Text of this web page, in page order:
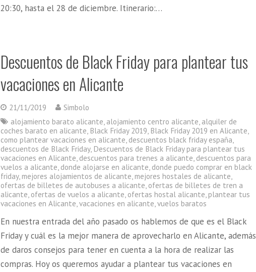
20:30, hasta el 28 de diciembre. Itinerario:…
Descuentos de Black Friday para plantear tus
vacaciones en Alicante
21/11/2019
Simbolo
alojamiento barato alicante, alojamiento centro alicante, alquiler de
coches barato en alicante, Black Friday 2019, Black Friday 2019 en Alicante,
como plantear vacaciones en alicante, descuentos black friday españa,
descuentos de Black Friday, Descuentos de Black Friday para plantear tus
vacaciones en Alicante, descuentos para trenes a alicante, descuentos para
vuelos a alicante, donde alojarse en alicante, donde puedo comprar en black
friday, mejores alojamientos de alicante, mejores hostales de alicante,
ofertas de billetes de autobuses a alicante, ofertas de billetes de tren a
alicante, ofertas de vuelos a alicante, ofertas hostal alicante, plantear tus
vacaciones en Alicante,vacaciones en alicante,vuelos baratos
En nuestra entrada del año pasado os hablemos de que es el Black
Friday y cuál es la mejor manera de aprovecharlo en Alicante, además
de daros consejos para tener en cuenta a la hora de realizar las
compras. Hoy os queremos ayudar a plantear tus vacaciones en